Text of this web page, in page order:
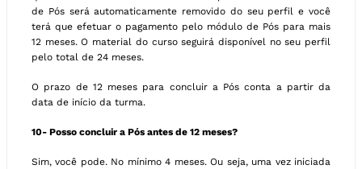
de Pós será automaticamente removido do seu perfil e você
terá que efetuar o pagamento pelo módulo de Pós para mais
12 meses. O material do curso seguirá disponível no seu perfil
pelo total de 24 meses.
O prazo de 12 meses para concluir a Pós conta a partir da
data de início da turma.
10- Posso concluir a Pós antes de 12 meses?
Sim, você pode. No mínimo 4 meses. Ou seja, uma vez iniciada